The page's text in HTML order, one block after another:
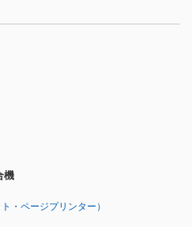
機
・ページプリンター）